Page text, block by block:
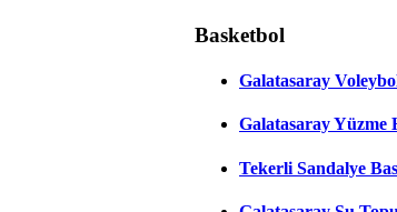
Basketbol
Galatasaray
Galatasaray Yüzme
Tekerli Sandalye